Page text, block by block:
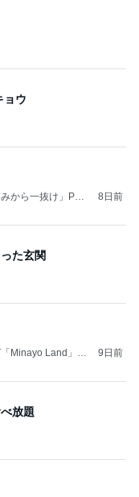
ョウ
から一抜け」Pow
8日前
た玄関
Minayo Land」P
9日前
放題